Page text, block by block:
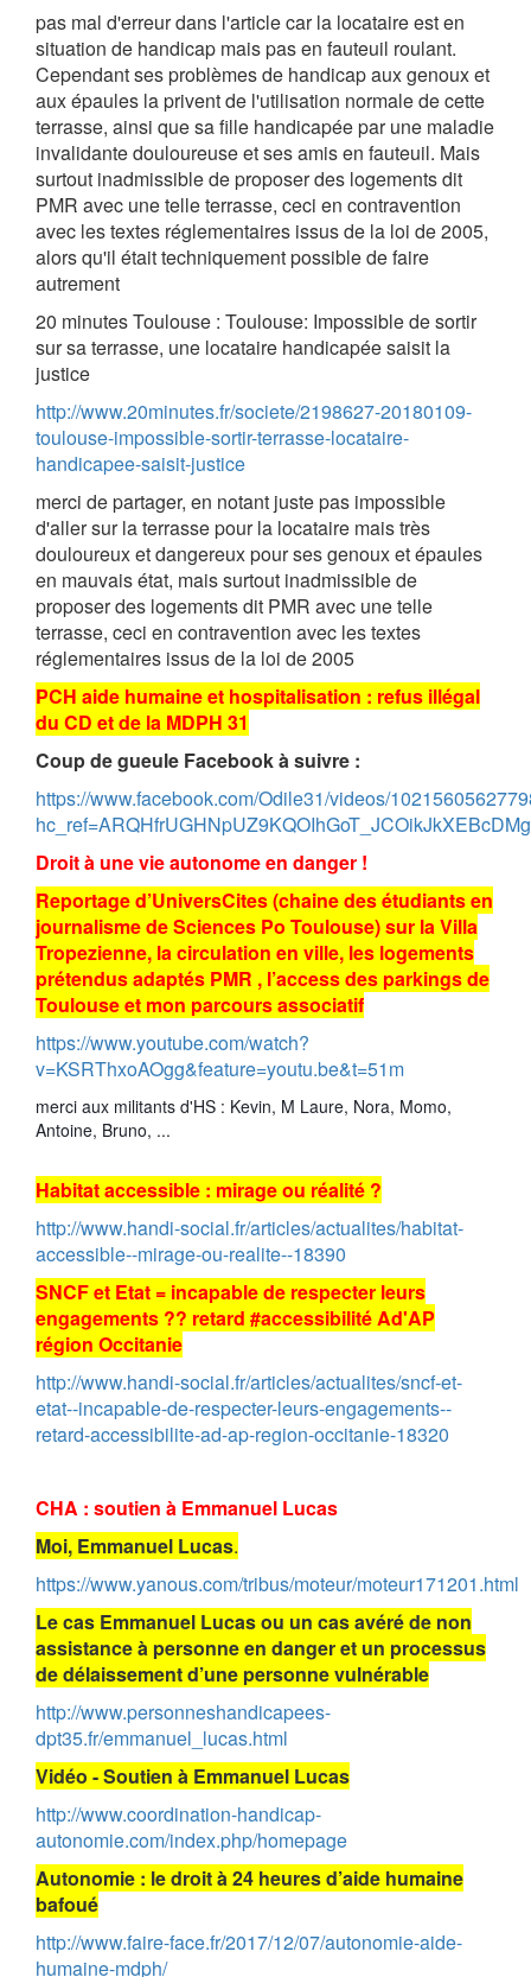
pas mal d'erreur dans l'article car la locataire est en
situation de handicap mais pas en fauteuil roulant.
Cependant ses problèmes de handicap aux genoux et
aux épaules la privent de l'utilisation normale de cette
terrasse, ainsi que sa fille handicapée par une maladie
invalidante douloureuse et ses amis en fauteuil. Mais
surtout inadmissible de proposer des logements dit
PMR avec une telle terrasse, ceci en contravention
avec les textes réglementaires issus de la loi de 2005,
alors qu'il était techniquement possible de faire
autrement
20 minutes Toulouse : Toulouse: Impossible de sortir
sur sa terrasse, une locataire handicapée saisit la
justice
http://www.20minutes.fr/societe/2198627-20180109-
toulouse-impossible-sortir-terrasse-locataire-
handicapee-saisit-justice
merci de partager, en notant juste pas impossible
d'aller sur la terrasse pour la locataire mais très
douloureux et dangereux pour ses genoux et épaules
en mauvais état, mais surtout inadmissible de
proposer des logements dit PMR avec une telle
terrasse, ceci en contravention avec les textes
réglementaires issus de la loi de 2005
PCH aide humaine et hospitalisation : refus illégal
du CD et de la MDPH 31
Coup de gueule Facebook à suivre :
https://www.facebook.com/Odile31/videos/
Droit à une vie autonome en danger !
Reportage d’UniversCites (chaine des étudiants en
journalisme de Sciences Po Toulouse) sur la Villa
Tropezienne, la circulation en ville, les logements
prétendus adaptés PMR , l’access des parkings de
Toulouse et mon parcours associatif
https://www.youtube.com/watch?
v=KSRThxoAOgg&feature=youtu.be&t=51m
merci aux militants d'HS : Kevin, M Laure, Nora, Momo,
Antoine, Bruno, ...
Habitat accessible : mirage ou réalité ?
http://www.handi-social.fr/articles/actualites/habitat-
accessible--mirage-ou-realite--18390
SNCF et Etat = incapable de respecter leurs
engagements ?? retard #accessibilité Ad'AP
région Occitanie
http://www.handi-social.fr/articles/actualites/sncf-et-
etat--incapable-de-respecter-leurs-engagements--
retard-accessibilite-ad-ap-region-occitanie-18320
CHA : soutien à Emmanuel Lucas
Moi, Emmanuel Lucas.
https://www.yanous.com/tribus/moteur/moteur171201.html
Le cas Emmanuel Lucas ou un cas avéré de non
assistance à personne en danger et un processus
de délaissement d’une personne vulnérable
http://www.personneshandicapees-
dpt35.fr/emmanuel_lucas.html
Vidéo - Soutien à Emmanuel Lucas
http://www.coordination-handicap-
autonomie.com/index.php/homepage
Autonomie : le droit à 24 heures d’aide humaine
bafoué
http://www.faire-face.fr/2017/12/07/autonomie-aide-
humaine-mdph/